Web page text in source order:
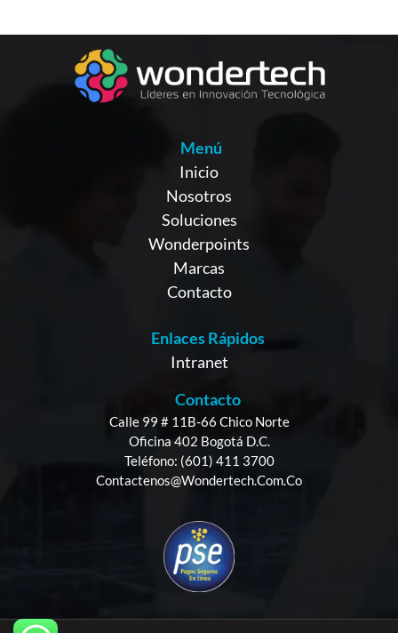
Menú
Inicio
Nosotros
Soluciones
Wonderpoints
Marcas
Contacto
Enlaces Rápidos
Intranet
Contacto
Calle 99 # 11B-66 Chico Norte
Oficina 402 Bogotá D.C.
Teléfono: (601) 411 3700
Contactenos@wondertech.com.co